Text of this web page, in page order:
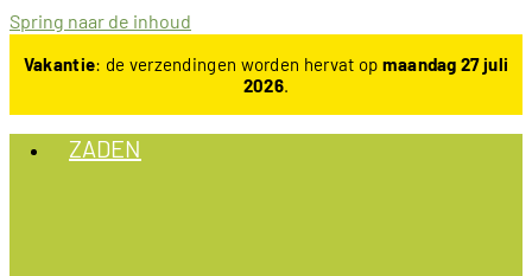
Spring naar de inhoud
Vakantie: de verzendingen worden hervat op maandag 27 juli
2026.
ZADEN